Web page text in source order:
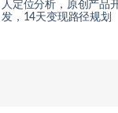
人定位分析，原创产品
发，14天变现路径规划